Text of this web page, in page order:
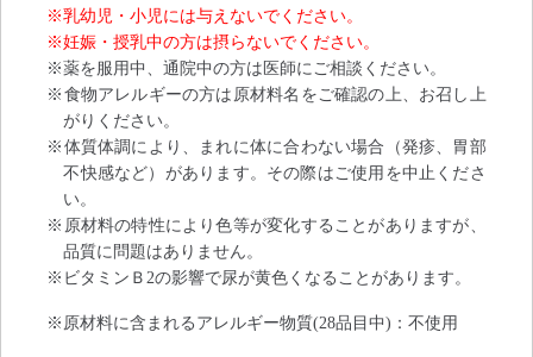
※乳幼児・小児には与えないでください。
※妊娠・授乳中の方は摂らないでください。
※薬を服用中、通院中の方は医師にご相談ください。
※食物アレルギーの方は原材料名をご確認の上、お召し上
がりください。
※体質体調により、まれに体に合わない場合（発疹、胃部
不快感など）があります。その際はご使用を中止くださ
い。
※原材料の特性により色等が変化することがありますが、
品質に問題はありません。
※ビタミンＢ2の影響で尿が黄色くなることがあります。
※原材料に含まれるアレルギー物質(28品目中)：不使用